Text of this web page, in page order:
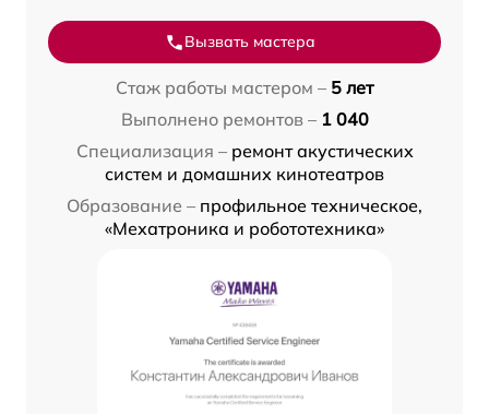
Вызвать мастера
Стаж работы мастером – 5 лет
Выполнено ремонтов – 1 040
Специализация – ремонт акустических
систем и домашних кинотеатров
Образование – профильное техническое,
«Мехатроника и робототехника»